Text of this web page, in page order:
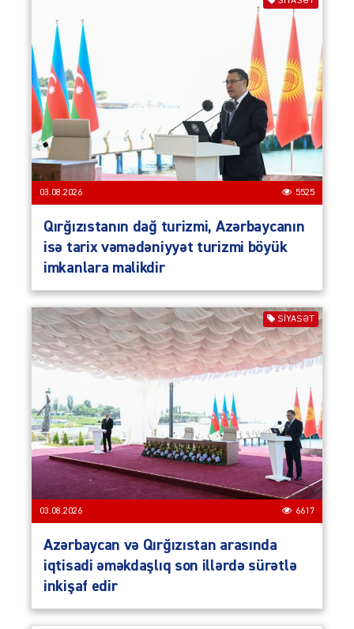
03.08.2026 5525
Qırğızıstanın dağ turizmi, Azərbaycanın
isə tarix vəmədəniyyət turizmi böyük
imkanlara malikdir
SIYASƏT
03.08.2026 6617
Azərbaycan və Qırğızıstan arasında
iqtisadi əməkdaşlıq son illərdə sürətlə
inkişaf edir